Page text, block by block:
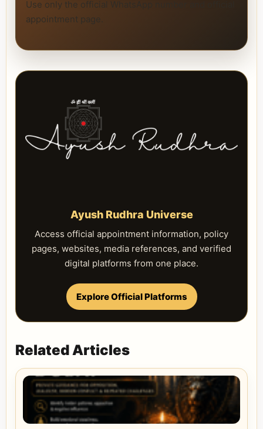
Use only the official WhatsApp number and official
appointment page.
Ayush Rudhra Universe
Access official appointment information, policy
pages, websites, media references, and verified
digital platforms from one place.
Explore Official Platforms
Related Articles